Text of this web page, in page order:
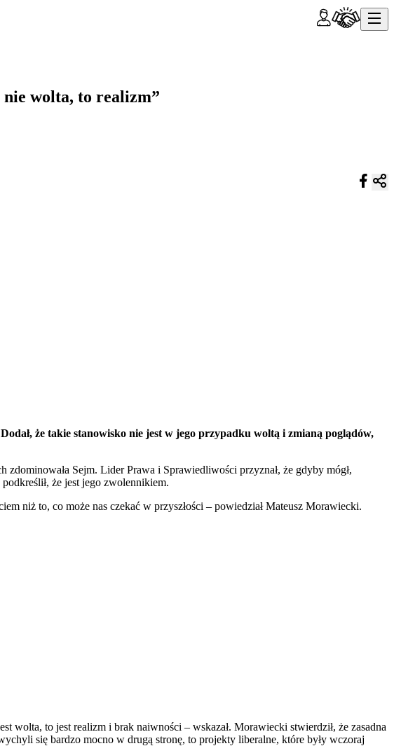
wolta, to realizm”
że takie stanowisko nie jest w jego przypadku woltą i zmianą poglądów,
Sejm. Lider Prawa i Sprawiedliwości przyznał, że gdyby mógł,
że jest jego zwolennikiem.
niż to, co może nas czekać w przyszłości – powiedział Mateusz Morawiecki.
wolta, to jest realizm i brak naiwności – wskazał. Morawiecki stwierdził, że zasadna
się bardzo mocno w drugą stronę, to projekty liberalne, które były wczoraj